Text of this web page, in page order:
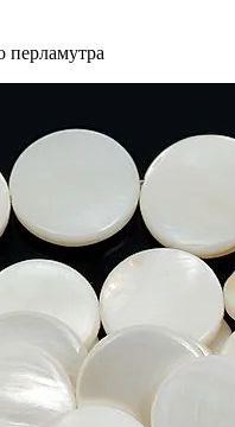
перламутра